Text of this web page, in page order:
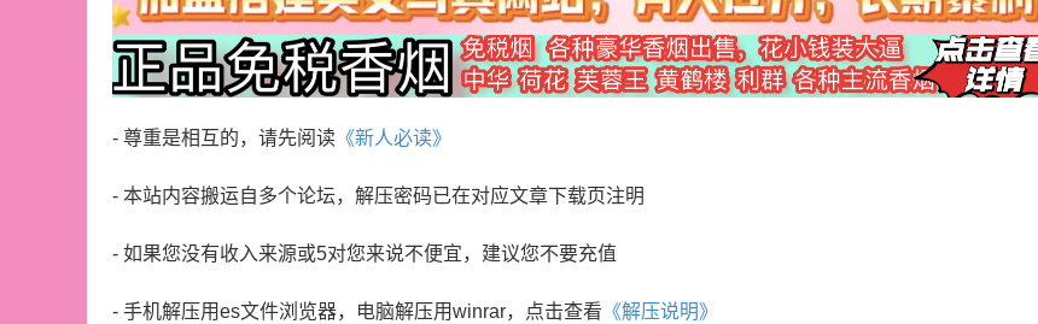
- 尊重是相互的，请先阅读 《新人必读》
- 本站内容搬运自多个论坛，解压密码已在对应文章下载页注明
- 如果您没有收入来源或5对您来说不便宜，建议您不要充值
- 手机解压用es文件浏览器，电脑解压用winrar，点击查看 《解压说明》